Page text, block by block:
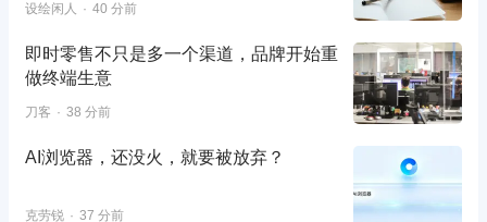
设绘闲人 40 分前
即时零售不只是多一个渠道，品牌开始重
做终端生意
刀客 38 分前
AI浏览器，还没火，就要被放弃？
克劳锐 37 分前